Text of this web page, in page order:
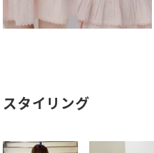
スタイリング